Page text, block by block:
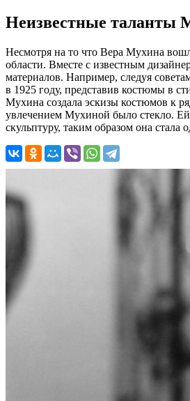
Неизвестные таланты
Несмотря на то что Вера Мухина
области. Вместе с известным
материалов. Например, следуя
в 1925 году, представив костюмы в
Мухина создала эскизы костюмов к
увлечением Мухиной было стекло. Ей
скульптуру, таким образом она стала